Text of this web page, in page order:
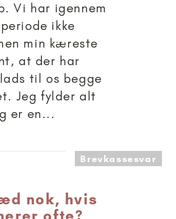
Vi har igennem
ikke
min kæreste
at der har
til os begge
Jeg fylder alt
er en...
anbefalet til 15+Brevkassesvar
nok, hvis